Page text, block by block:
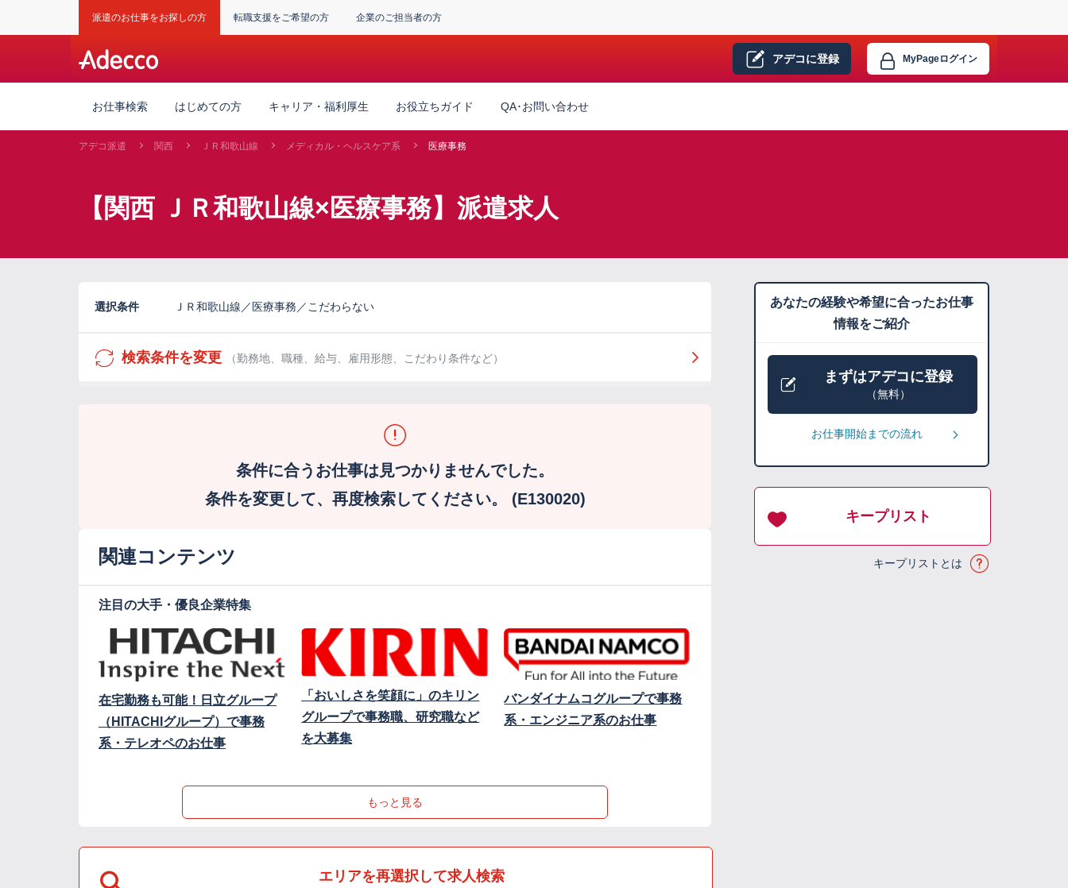
派遣のお仕事をお探しの方 転職支援をご希望の方 企業のご担当者の方
アデコに登録 MyPageログイン
お仕事検索 はじめての方 キャリア・福利厚生 お役立ちガイド QA･お問い合わせ
アデコ派遣 関西 ＪＲ和歌山線 メディカル・ヘルスケア系 医療事務
【関西 ＪＲ和歌山線×医療事務】派遣求人
選択条件 ＪＲ和歌山線／医療事務／こだわらない
検索条件を変更 （勤務地、職種、給与、雇用形態、こだわり条件など）
条件に合うお仕事は見つかりませんでした。
条件を変更して、再度検索してください。 (E130020)
関連コンテンツ
注目の大手・優良企業特集
在宅勤務も可能！日立グループ
（HITACHIグループ）で事務
系・テレオペのお仕事
「おいしさを笑顔に」のキリン
グループで事務職、研究職など
を大募集
バンダイナムコグループで事務
系・エンジニア系のお仕事
もっと見る
エリアを再選択して求人検索
あなたの経験や希望に合ったお仕事
情報をご紹介
まずはアデコに登録
（無料）
お仕事開始までの流れ
キープリスト
キープリストとは